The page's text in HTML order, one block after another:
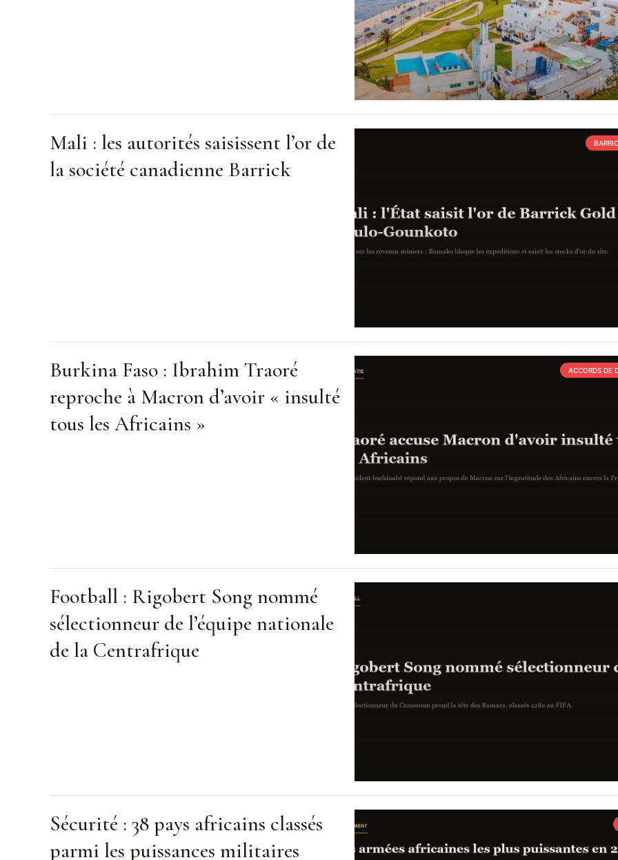
Mali : les autorités saisissent l’or de
la société canadienne Barrick
ACCORDS DE
Burkina Faso : Ibrahim Traoré
reproche à Macron d’avoir « insulté
tous les Africains »
Football : Rigobert Song nommé
sélectionneur de l’équipe nationale
de la Centrafrique
Sécurité : 38 pays africains classés
parmi les puissances militaires